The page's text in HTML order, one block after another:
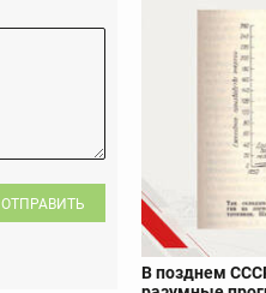
ОТПРАВИТЬ
В позднем